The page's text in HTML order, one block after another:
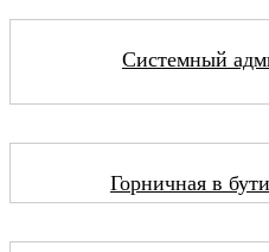
Системный
Горничная в